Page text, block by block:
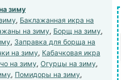
зиму
, Баклажанная икра на
на зиму, Борщ на зиму,
, Заправка для борща на
на зиму, Кабачковая икра
на зиму, Огурцы на зиму,
, Помидоры на зиму,